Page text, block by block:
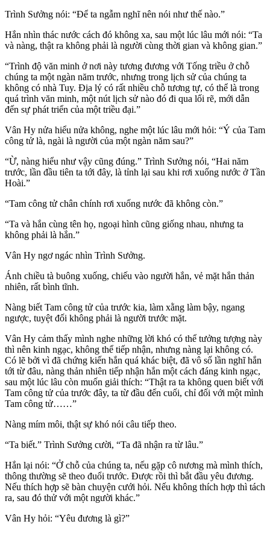
Trình Sưởng nói: “Để ta ngẫm nghĩ nên nói như thế nào.”
Hắn nhìn thác nước cách đó không xa, sau một lúc lâu mới nói: “Ta
và nàng, thật ra không phải là người cùng thời gian và không gian.”
“Trình độ văn minh ở nơi này tương đương với Tống triều ở chỗ
chúng ta một ngàn năm trước, nhưng trong lịch sử của chúng ta
không có nhà Tuy. Địa lý có rất nhiều chỗ tương tự, có thể là trong
quá trình văn minh, một nút lịch sử nào đó đi qua lối rẽ, mới dẫn
đến sự phát triển của một triều đại.”
Vân Hy nửa hiểu nửa không, nghe một lúc lâu mới hỏi: “Ý của Tam
công tử là, ngài là người của một ngàn năm sau?”
“Ừ, nàng hiểu như vậy cũng đúng.” Trình Sưởng nói, “Hai năm
trước, lần đầu tiên ta tới đây, là tỉnh lại sau khi rơi xuống nước ở Tần
Hoài.”
“Tam công tử chân chính rơi xuống nước đã không còn.”
“Ta và hắn cùng tên họ, ngoại hình cũng giống nhau, nhưng ta
không phải là hắn.”
Vân Hy ngơ ngác nhìn Trình Sưởng.
Ánh chiều tà buông xuống, chiếu vào người hắn, vẻ mặt hắn thản
nhiên, rất bình tĩnh.
Nàng biết Tam công tử của trước kia, làm xằng làm bậy, ngang
ngược, tuyệt đối không phải là người trước mặt.
Vân Hy cảm thấy mình nghe những lời khó có thể tưởng tượng này
thì nên kinh ngạc, không thể tiếp nhận, nhưng nàng lại không có.
Có lẽ bởi vì đã chứng kiến hắn quá khác biệt, đã vô số lần nghĩ hắn
tới từ đâu, nàng thản nhiên tiếp nhận hắn một cách đáng kinh ngạc,
sau một lúc lâu còn muốn giải thích: “Thật ra ta không quen biết với
Tam công tử của trước đây, ta từ đầu đến cuối, chỉ đối với một mình
Tam công tử……”
Nàng mím môi, thật sự khó nói câu tiếp theo.
“Ta biết.” Trình Sưởng cười, “Ta đã nhận ra từ lâu.”
Hắn lại nói: “Ở chỗ của chúng ta, nếu gặp cô nương mà mình thích,
thông thường sẽ theo đuổi trước. Được rồi thì bắt đầu yêu đương.
Nếu thích hợp sẽ bàn chuyện cưới hỏi. Nếu không thích hợp thì tách
ra, sau đó thử với một người khác.”
Vân Hy hỏi: “Yêu đương là gì?”